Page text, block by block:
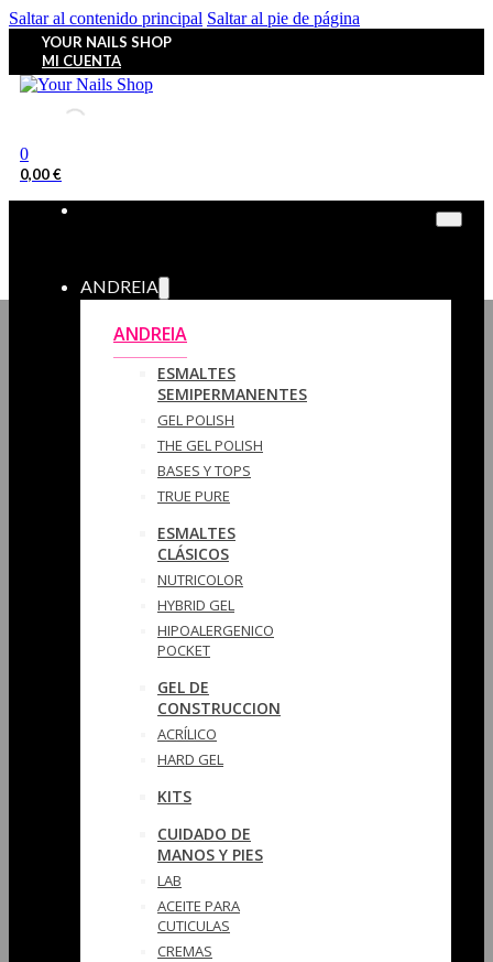
Saltar al contenido principal Saltar al pie de página
YOUR NAILS SHOP
MI CUENTA
0
0,00€
ANDREIA
ANDREIA
ESMALTES
SEMIPERMANENTES
GEL POLISH
THE GEL POLISH
BASES Y‎ TOPS
TRUE PURE
ESMALTES
CLÁSICOS
NUTRICOLOR
HYBRID GEL
HIPOALERGENICO
POCKET
GEL DE
CONSTRUCCION
ACRÍLICO
HARD GEL
KITS
CUIDADO DE
MANOS Y PIES
LAB
ACEITE PARA
CUTICULAS
CREMAS